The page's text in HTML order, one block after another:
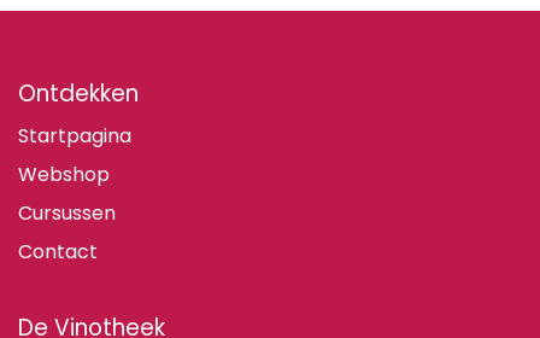
Ontdekken
Startpagina
Webshop
Cursussen
Contact
De Vinotheek